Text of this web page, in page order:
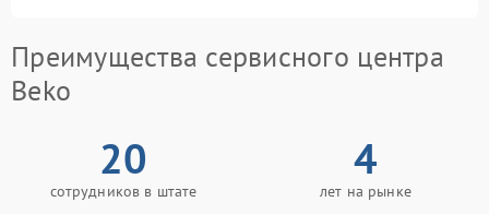
Преимущества сервисного центра
Beko
20
сотрудников в штате
4
лет на рынке